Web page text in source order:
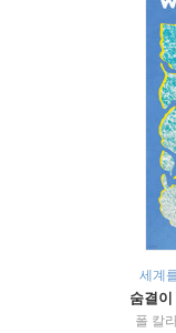
미래엔아이세움
세계
숨결
폴 칼